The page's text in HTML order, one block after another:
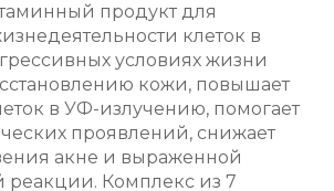
продукт для
клеток в
условиях жизни
кожи, повышает
в УФ-излучению, помогает
проявлений, снижает
акне и выраженной
реакции. Комплекс из 7